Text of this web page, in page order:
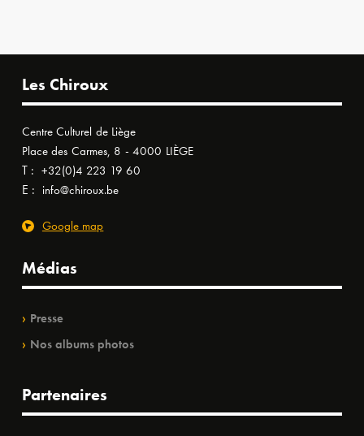
Les Chiroux
Centre Culturel de Liège
Place des Carmes, 8 - 4000 LIÈGE
T : +32(0)4 223 19 60
E : info@chiroux.be
Google map
Médias
Presse
Nos albums photos
Partenaires